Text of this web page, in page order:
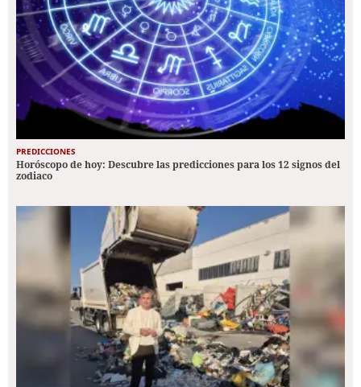
PREDICCIONES
Horóscopo de hoy: Descubre las predicciones para los 12 signos del
zodiaco